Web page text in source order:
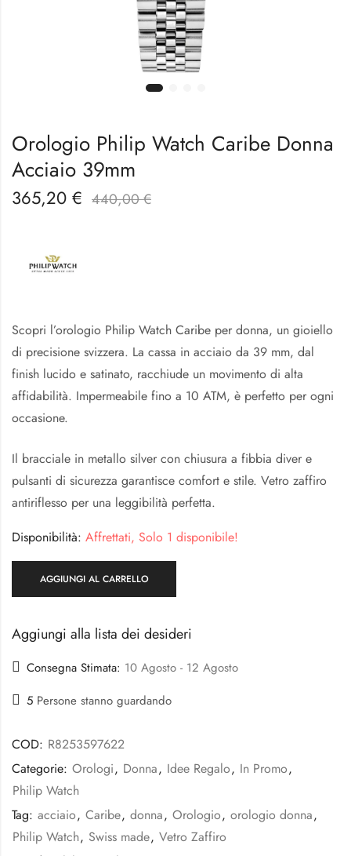
Orologio Philip Watch Caribe Donna
Acciaio 39mm
365,20 € 440,00€
Scopri l’orologio Philip Watch Caribe per donna, un gioiello
di precisione svizzera. La cassa in acciaio da 39 mm, dal
finish lucido e satinato, racchiude un movimento di alta
affidabilità. Impermeabile fino a 10 ATM, è perfetto per ogni
occasione.
Il bracciale in metallo silver con chiusura a fibbia diver e
pulsanti di sicurezza garantisce comfort e stile. Vetro zaffiro
antiriflesso per una leggibilità perfetta.
Disponibilità: Affrettati, Solo 1 disponibile!
AGGIUNGI AL CARRELLO
Aggiungi alla lista dei desideri
Consegna Stimata: 10 Agosto - 12 Agosto
5 Persone stanno guardando
COD: R8253597622
Categorie: Orologi, Donna, Idee Regalo, In Promo,
Philip Watch
Tag: acciaio, Caribe, donna, Orologio, orologio donna,
Philip Watch, Swiss made, Vetro Zaffiro